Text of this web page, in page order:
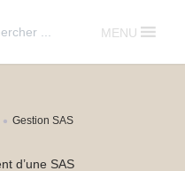
MENU
Gestion SAS
d’une SAS